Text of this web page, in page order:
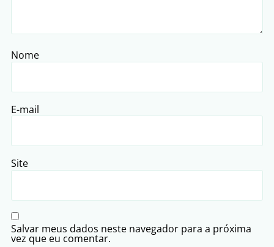
Nome
E-mail
Site
Salvar meus dados neste navegador para a próxima
vez que eu comentar.